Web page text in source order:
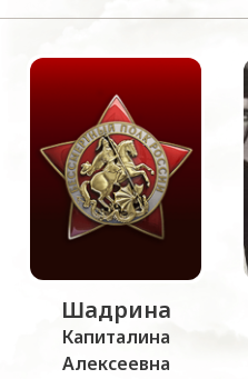
Шадрина
Капиталина
Алексеевна